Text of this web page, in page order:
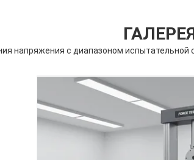
напряжения с диапазоном